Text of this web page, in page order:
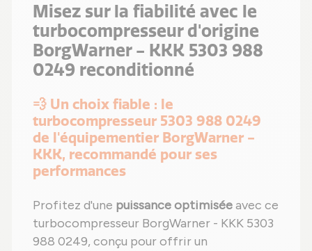
Misez sur la fiabilité avec le
turbocompresseur d'origine
BorgWarner - KKK 5303 988
0249 reconditionné
💨 Un choix fiable : le
turbocompresseur 5303 988 0249
de l'équipementier BorgWarner -
KKK, recommandé pour ses
performances
Profitez d'une puissance optimiséeavec ce
turbocompresseur BorgWarner - KKK 5303
988 0249, conçu pour offrir un